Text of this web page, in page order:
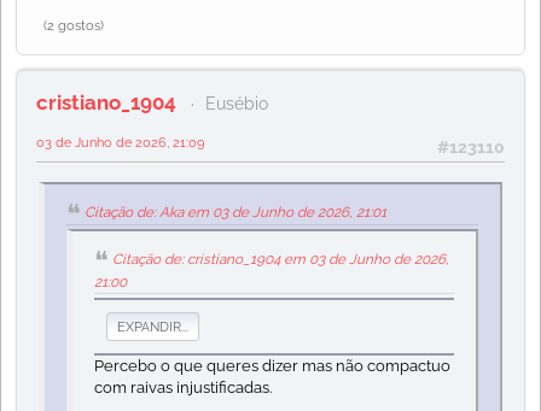
(2 gostos)
cristiano_1904 Eusébio
#123110
03 de Junho de 2026, 21:09
Citação de: Aka em 03 de Junho de 2026, 21:01
Citação de: cristiano_1904 em 03 de Junho de 2026,
21:00
EXPANDIR...
Percebo o que queres dizer mas não compactuo
com raivas injustificadas.